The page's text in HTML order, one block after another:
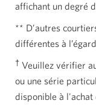
affichant un degré
** D’autres
différentes à
† Veuillez vérifier
ou une série
disponible à l'achat